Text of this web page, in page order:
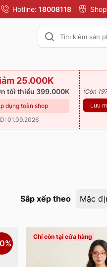
Hotline: 18008118
25.000K
tối thiểu 399.000K
dụng toàn shop
01.09.2026
(Còn
Lưu
Sắp xếp theo Mặc
Chỉ còn tại cửa hàng